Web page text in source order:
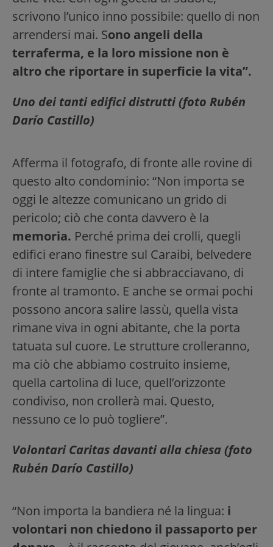
scrivono l’unico inno possibile: quello di non
arrendersi mai. Sono angeli della
terraferma, e la loro missione non è
altro che riportare in superficie la vita”.
Uno dei tanti edifici distrutti (foto Rubén
Darío Castillo)
Afferma il fotografo, di fronte alle rovine di
questo alto condominio: “Non importa se
oggi le altezze comunicano un grido di
pericolo; ciò che conta davvero è la
memoria. Perché prima dei crolli, quegli
edifici erano finestre sul Caraibi, belvedere
di intere famiglie che si abbracciavano, di
fronte al tramonto. E anche se ormai pochi
possono ancora salire lassù, quella vista
rimane viva in ogni abitante, che la porta
tatuata sul cuore. Le strutture crolleranno,
ma ciò che abbiamo costruito insieme,
quella cartolina di luce, quell’orizzonte
condiviso, non crollerà mai. Questo,
nessuno ce lo può togliere”.
Volontari Caritas davanti alla chiesa (foto
Rubén Darío Castillo)
“Non importa la bandiera né la lingua: i
volontari non chiedono il passaporto per